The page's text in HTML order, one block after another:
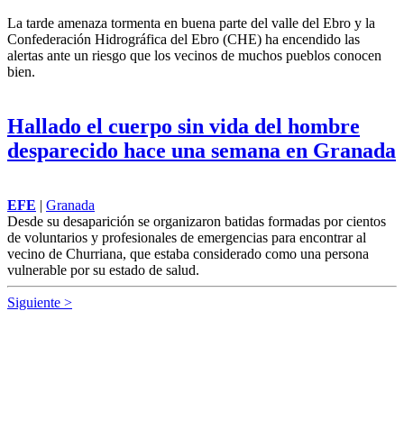
La tarde amenaza tormenta en buena parte del valle del Ebro y la
Confederación Hidrográfica del Ebro (CHE) ha encendido las
alertas ante un riesgo que los vecinos de muchos pueblos conocen
bien.
Hallado el cuerpo sin vida del hombre
desparecido hace una semana en Granada
EFE | Granada
Desde su desaparición se organizaron batidas formadas por cientos
de voluntarios y profesionales de emergencias para encontrar al
vecino de Churriana, que estaba considerado como una persona
vulnerable por su estado de salud.
Siguiente >